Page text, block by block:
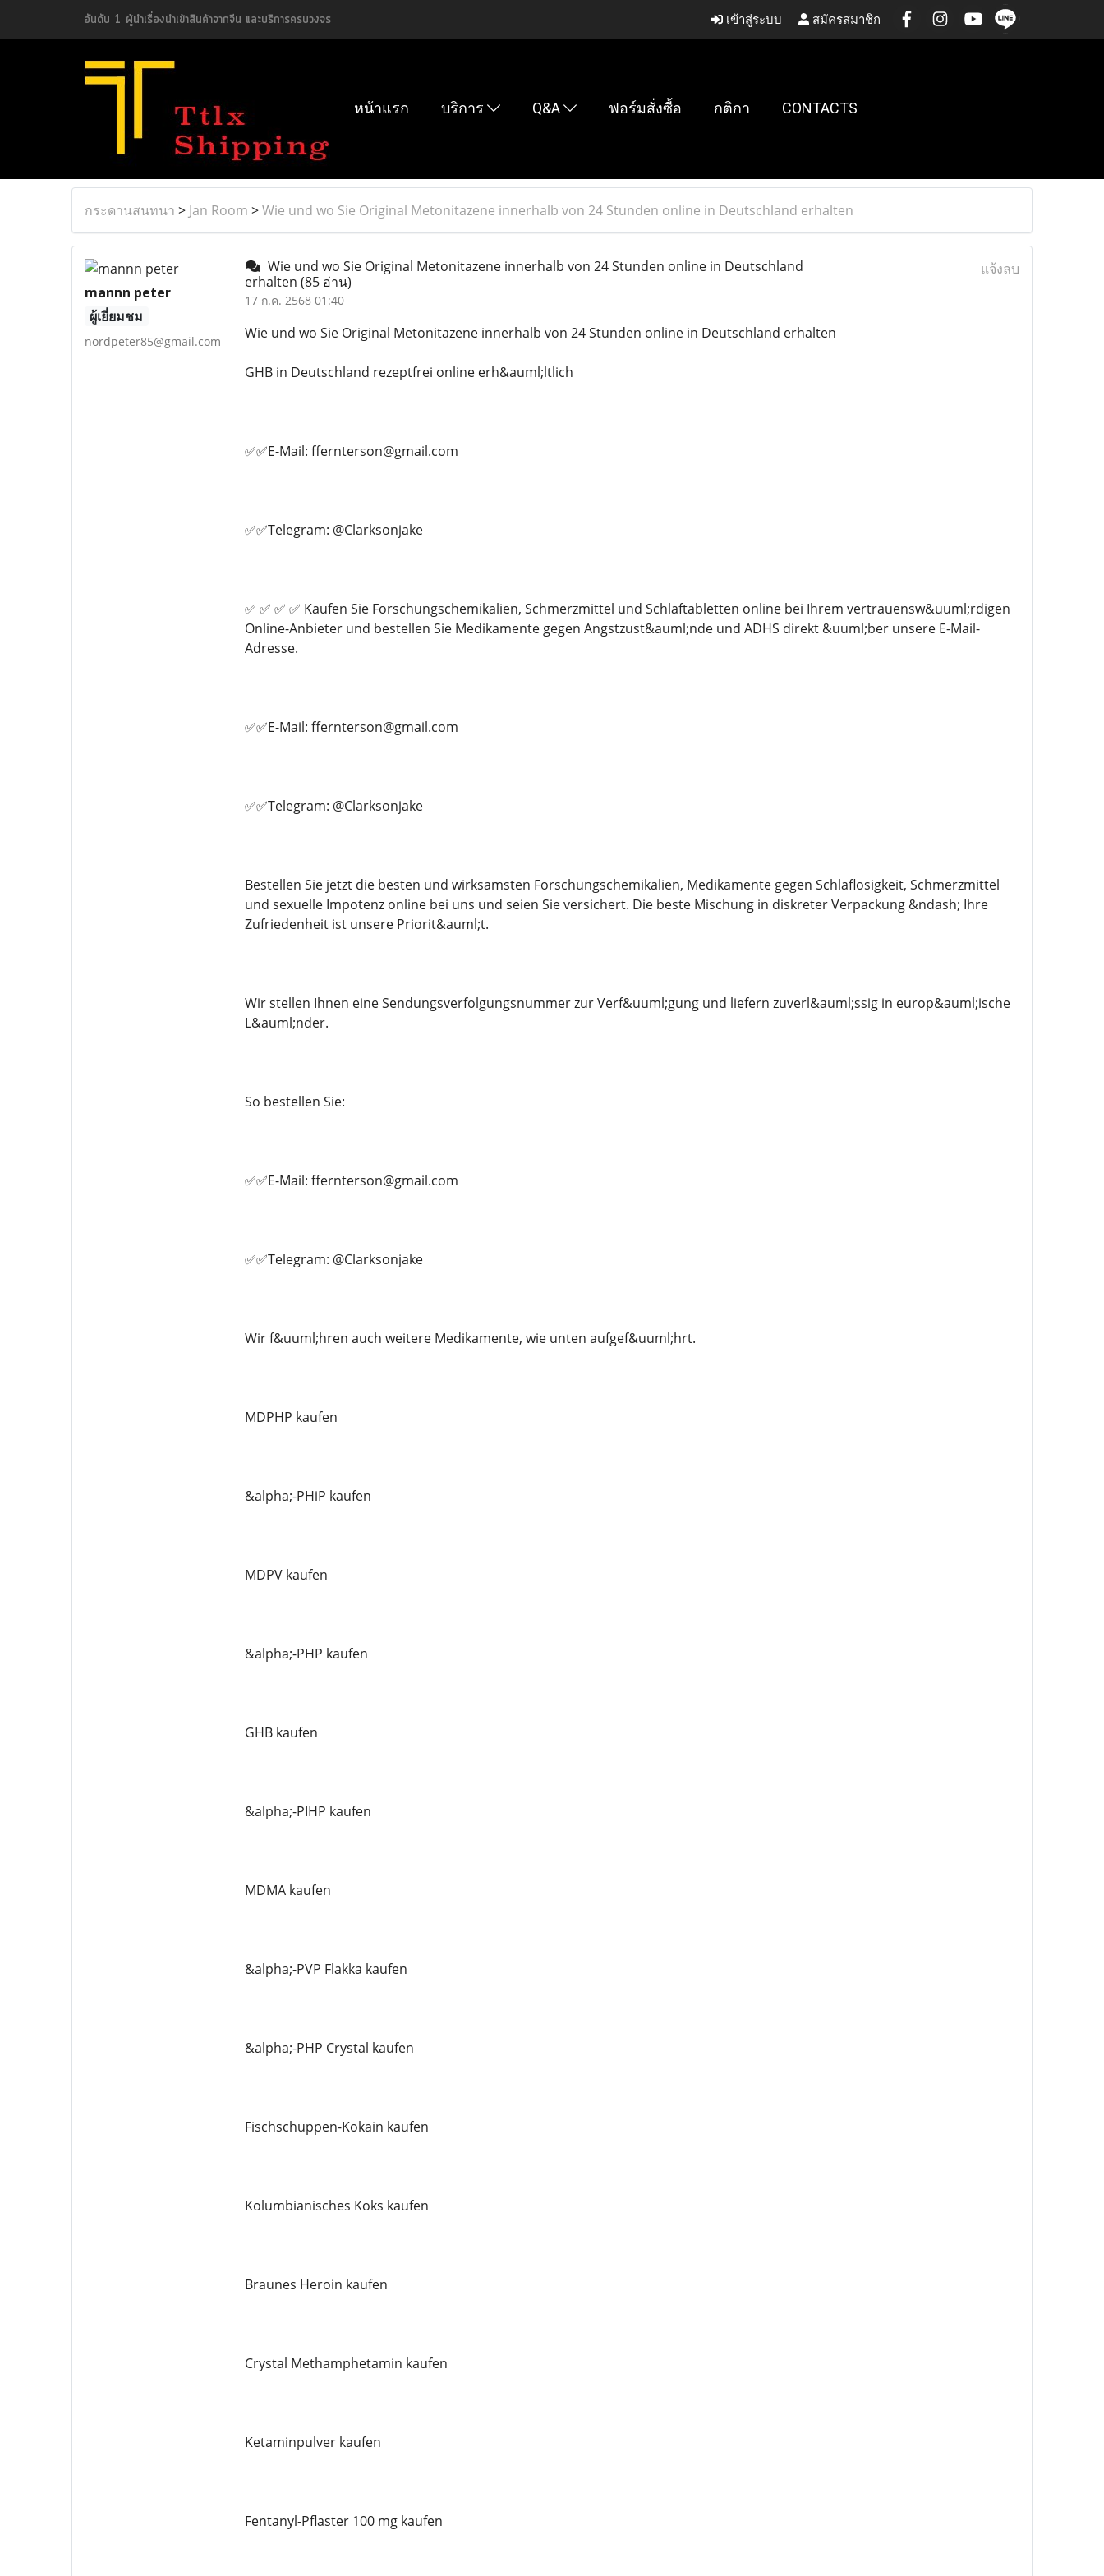
อันดับ 1 ผู้นำเรื่องนำเข้าสินค้าจากจีน และบริการครบวงจร เข้าสู่ระบบ สมัครสมาชิก
หน้าแรก บริการ Q&A ฟอร์มสั่งซื้อ กติกา CONTACTS
กระดานสนทนา > Jan Room >Wie und wo Sie Original Metonitazene innerhalb von 24 Stunden online in Deutschland erhalten
mannn peter
ผู้เยี่ยมชม
nordpeter85@gmail.com
Wie und wo Sie Original Metonitazene innerhalb von 24 Stunden online in Deutschland
erhalten (85 อ่าน)
17 ก.ค. 2568 01:40
แจ้งลบ
Wie und wo Sie Original Metonitazene innerhalb von 24 Stunden online in Deutschland erhalten
GHB in Deutschland rezeptfrei online erh&auml;ltlich
✅✅E-Mail: ffernterson@gmail.com
✅✅Telegram: @Clarksonjake
✅ ✅ ✅ ✅ Kaufen Sie Forschungschemikalien, Schmerzmittel und Schlaftabletten online bei Ihrem vertrauensw&uuml;rdigen
Online-Anbieter und bestellen Sie Medikamente gegen Angstzust&auml;nde und ADHS direkt &uuml;ber unsere E-Mail-
Adresse.
✅✅E-Mail: ffernterson@gmail.com
✅✅Telegram: @Clarksonjake
Bestellen Sie jetzt die besten und wirksamsten Forschungschemikalien, Medikamente gegen Schlaflosigkeit, Schmerzmittel
und sexuelle Impotenz online bei uns und seien Sie versichert. Die beste Mischung in diskreter Verpackung &ndash; Ihre
Zufriedenheit ist unsere Priorit&auml;t.
Wir stellen Ihnen eine Sendungsverfolgungsnummer zur Verf&uuml;gung und liefern zuverl&auml;ssig in europ&auml;ische
L&auml;nder.
So bestellen Sie:
✅✅E-Mail: ffernterson@gmail.com
✅✅Telegram: @Clarksonjake
Wir f&uuml;hren auch weitere Medikamente, wie unten aufgef&uuml;hrt.
MDPHP kaufen
&alpha;-PHiP kaufen
MDPV kaufen
&alpha;-PHP kaufen
GHB kaufen
&alpha;-PIHP kaufen
MDMA kaufen
&alpha;-PVP Flakka kaufen
&alpha;-PHP Crystal kaufen
Fischschuppen-Kokain kaufen
Kolumbianisches Koks kaufen
Braunes Heroin kaufen
Crystal Methamphetamin kaufen
Ketaminpulver kaufen
Fentanyl-Pflaster 100 mg kaufen